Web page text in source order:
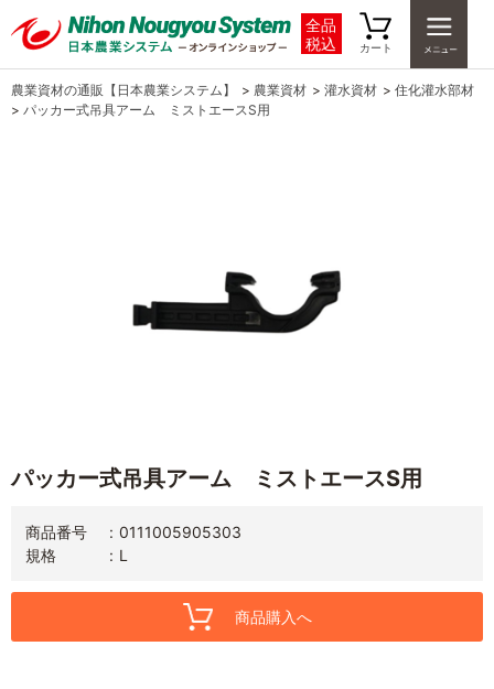
全品
税込
カート
農業資材の通販【日本農業システム】 > 農業資材 > 灌水資材 > 住化灌水部材
> パッカー式吊具アーム ミストエースS用
パッカー式吊具アーム ミストエースS用
商品番号
0111005905303
規格
L
商品購入へ